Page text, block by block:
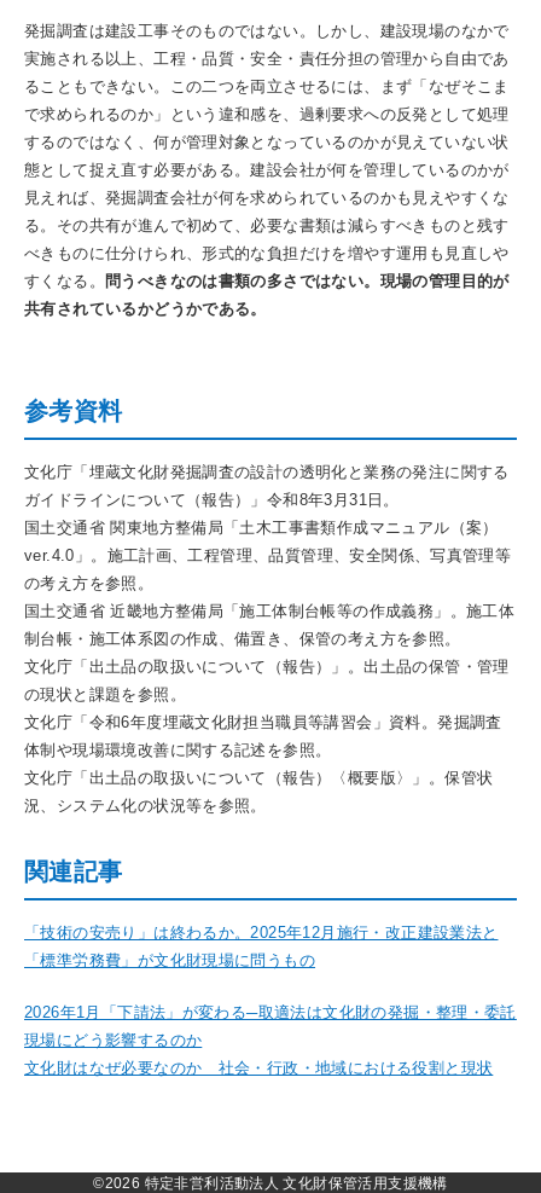
発掘調査は建設工事そのものではない。しかし、建設現場のなかで
実施される以上、工程・品質・安全・責任分担の管理から自由であ
ることもできない。この二つを両立させるには、まず「なぜそこま
で求められるのか」という違和感を、過剰要求への反発として処理
するのではなく、何が管理対象となっているのかが見えていない状
態として捉え直す必要がある。建設会社が何を管理しているのかが
見えれば、発掘調査会社が何を求められているのかも見えやすくな
る。その共有が進んで初めて、必要な書類は減らすべきものと残す
べきものに仕分けられ、形式的な負担だけを増やす運用も見直しや
すくなる。
問うべきなのは書類の多さではない。現場の管理目的が
共有されているかどうかである。
参考資料
文化庁「埋蔵文化財発掘調査の設計の透明化と業務の発注に関する
ガイドラインについて（報告）」令和8年3月31日。
国土交通省 関東地方整備局「土木工事書類作成マニュアル（案）
ver.4.0」。施工計画、工程管理、品質管理、安全関係、写真管理等
の考え方を参照。
国土交通省 近畿地方整備局「施工体制台帳等の作成義務」。施工体
制台帳・施工体系図の作成、備置き、保管の考え方を参照。
文化庁「出土品の取扱いについて（報告）」。出土品の保管・管理
の現状と課題を参照。
文化庁「令和6年度埋蔵文化財担当職員等講習会」資料。発掘調査
体制や現場環境改善に関する記述を参照。
文化庁「出土品の取扱いについて（報告）〈概要版〉」。保管状
況、システム化の状況等を参照。
関連記事
「技術の安売り」は終わるか。2025年12月施行・改正建設業法と
「標準労務費」が文化財現場に問うもの
2026年1月「下請法」が変わる─取適法は文化財の発掘・整理・委託
現場にどう影響するのか
文化財はなぜ必要なのか 社会・行政・地域における役割と現状
©2026 特定非営利活動法人 文化財保管活用支援機構